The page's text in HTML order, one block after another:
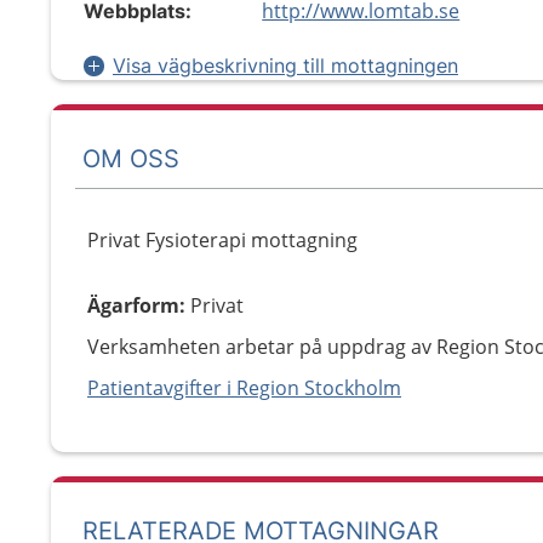
Webbplats: http://www.lomtab.se
Visa vägbeskrivning till mottagningen
OM OSS
Privat Fysioterapi mottagning
Ägarform: Privat
Verksamheten arbetar på uppdrag av Region
Patientavgifter i Region Stockholm
RELATERADE MOTTAGNINGAR